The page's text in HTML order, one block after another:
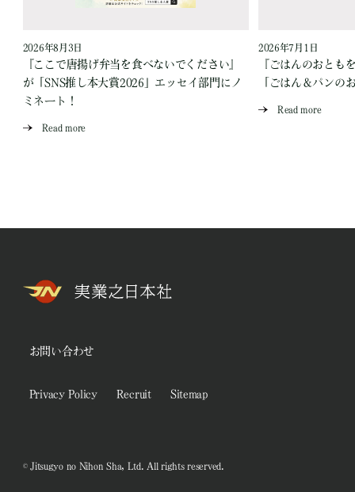
2026年8月3日
『ここで唐揚げ弁当を食べないでください』
が「SNS推し本大賞2026」エッセイ部門にノ
ミネート！
Read more
2026年7月1日
『ごはんのおとも
「ごはん＆パンの
Read more
お問い合わせ
Privacy Policy Recruit Sitemap
© Jitsugyo no Nihon Sha, Ltd. All rights reserved.